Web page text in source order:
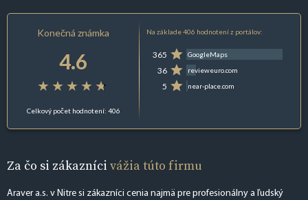
Konečná známka
4.6
Celkový počet hodnotení: 406
Na základe 406 hodnotení z portálov:
365 GoogleMaps
36 revieweuro.com
5 near-place.com
Za čo si zákazníci vážia túto firmu
Araver a.s. v Nitre si zákazníci cenia najmä pre profesionálny a ľudský